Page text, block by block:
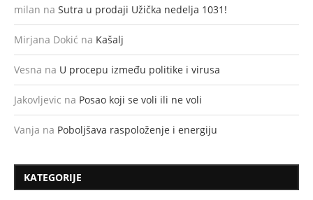
milan na Sutra u prodaji Užička nedelja 1031!
Mirjana Dokić na Kašalj
Vesna na U procepu između politike i virusa
Jakovljevic na Posao koji se voli ili ne voli
Vanja na Poboljšava raspoloženje i energiju
KATEGORIJE